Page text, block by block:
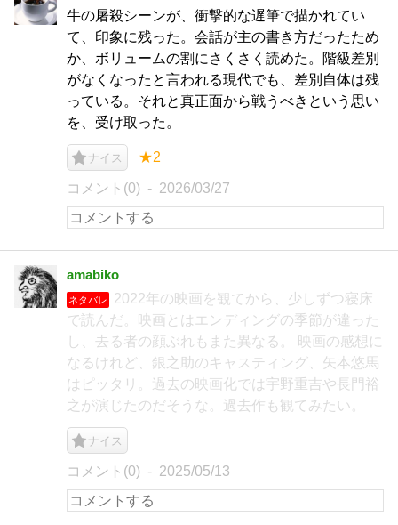
牛の屠殺シーンが、衝撃的な遅筆で描かれてい
て、印象に残った。会話が主の書き方だったため
か、ボリュームの割にさくさく読めた。階級差別
がなくなったと言われる現代でも、差別自体は残
っている。それと真正面から戦うべきという思い
を、受け取った。
ナイス ★2
コメント(0) 2026/03/27
amabiko
ネタバレ
2022年の映画を観てから、少しずつ寝床
で読んだ。映画とはエンディングの季節が違った
し、去る者の顔ぶれもまた異なる。 映画の感想に
なるけれど、銀之助のキャスティング、矢本悠馬
はピッタリ。過去の映画化では宇野重吉や長門裕
之が演じたのだそうな。過去作も観てみたい。
ナイス
コメント(0) 2025/05/13